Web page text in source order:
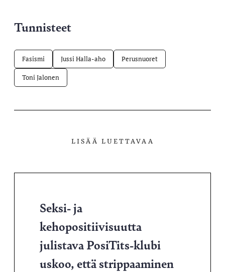
Tunnisteet
Fasismi Jussi Halla-aho Perusnuoret
Toni Jalonen
LISÄÄ LUETTAVAA
Seksi- ja
kehopositiivisuutta
julistava PosiTits-klubi
uskoo, että strippaaminen